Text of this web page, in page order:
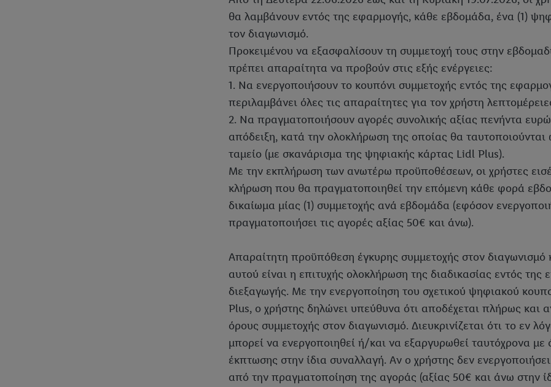
θα λαμβάνουν εντός της εφαρμογής, κάθε εβδομάδα, ένα (1)
τον διαγωνισμό.
Προκειμένου να εξασφαλίσουν τη συμμετοχή τους στην
πρέπει απαραίτητα να προβούν στις εξής ενέργειες:
1. Να ενεργοποιήσουν το κουπόνι συμμετοχής εντός της
περιλαμβάνει όλες τις απαραίτητες για τον χρήστη
2. Να πραγματοποιήσουν αγορές συνολικής αξίας πενήντα
απόδειξη, κατά την ολοκλήρωση της οποίας θα
ταμείο (με σκανάρισμα της ψηφιακής κάρτας Lidl Plus).
Με την εκπλήρωση των ανωτέρω προϋποθέσεων, οι χρήστες
κλήρωση που θα πραγματοποιηθεί την επόμενη κάθε φορά
δικαίωμα μίας (1) συμμετοχής ανά εβδομάδα (εφόσον
πραγματοποιήσει τις αγορές αξίας 50€ και άνω).
Απαραίτητη προϋπόθεση έγκυρης συμμετοχής στον διαγωνισμό
αυτού είναι η επιτυχής ολοκλήρωση της διαδικασίας εντός της
διεξαγωγής. Με την ενεργοποίηση του σχετικού ψηφιακού
Plus, ο χρήστης δηλώνει υπεύθυνα ότι αποδέχεται πλήρως και
όρους συμμετοχής στον διαγωνισμό. Διευκρινίζεται ότι το εν
μπορεί να ενεργοποιηθεί ή/και να εξαργυρωθεί ταυτόχρονα με
έκπτωσης στην ίδια συναλλαγή. Αν ο χρήστης δεν
από την πραγματοποίηση της αγοράς (αξίας 50€ και άνω στην